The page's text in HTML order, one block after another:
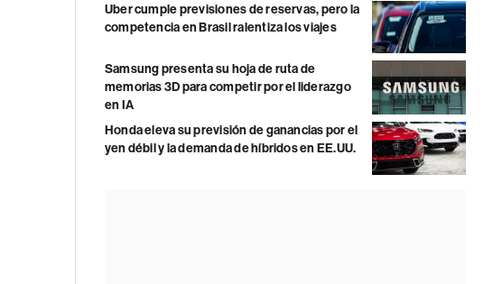
Uber cumple previsiones de reservas, pero la
competencia en Brasil ralentiza los viajes
Samsung presenta su hoja de ruta de
memorias 3D para competir por el liderazgo
en IA
Honda eleva su previsión de ganancias por el
yen débil y la demanda de híbridos en EE.UU.